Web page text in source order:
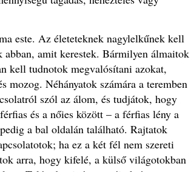
este. Az életeteknek nagylelkűnek kell
abban, amit kerestek. Bármilyen álmaitok
kell tudnotok megvalósítani azokat,
mozog. Néhányatok számára a teremben
szól az álom, és tudjátok, hogy
és a nőies között – a férfias lény a
a bal oldalán található. Rajtatok
ha ez a két fél nem szereti
arra, hogy kifelé, a külső világotokban